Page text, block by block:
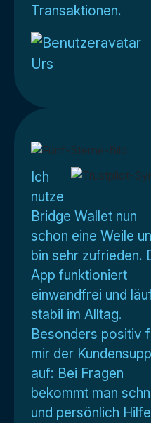
Transaktionen.
Urs
Ich
nutze
Bridge Wallet nun
schon eine Weile
bin sehr zufrieden.
App funktioniert
einwandfrei und
stabil im Alltag.
Besonders positiv
mir der
auf: Bei Fragen
bekommt man
und persönlich